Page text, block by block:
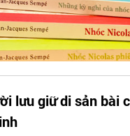
lưu giữ di sản bài